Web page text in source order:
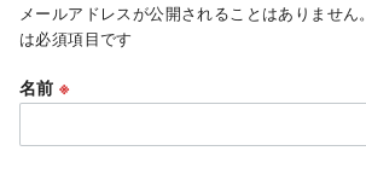
メールアドレスが公開されることはありません。
は必須項目です
名前※